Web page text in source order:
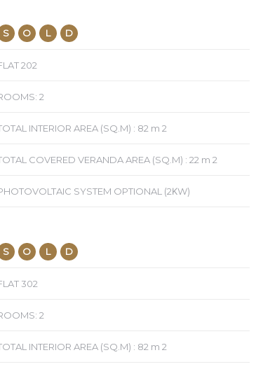
S O L D
202
2
INTERIOR AREA (SQ.M) : 82 m 2
COVERED VERANDA AREA (SQ.M) : 22 m 2
SYSTEM OPTIONAL (2ΚW)
S O L D
302
2
INTERIOR AREA (SQ.M) : 82 m 2